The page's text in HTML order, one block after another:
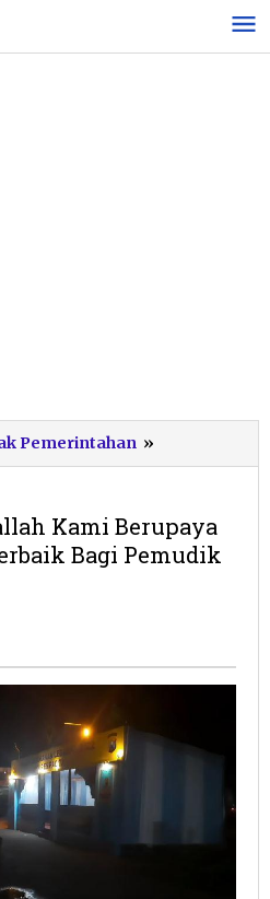
Pemerintahan »
Aji:
Berupaya
Beri
Pacitan
Kami Berupaya
Bagi Pemudik